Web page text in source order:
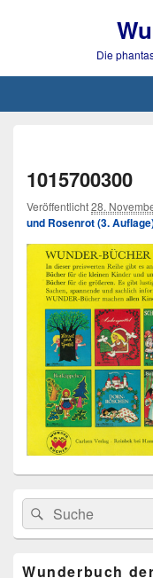
Die
1015700300
Veröffentlicht28.
und Rosenrot (3.
Primärer
Seitenleisten
Widget-
Bereich
Search
for:
Suche
Wunderbuch